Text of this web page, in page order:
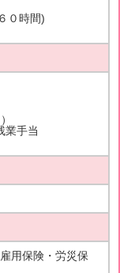
０時間)
業手当
用保険・労災保